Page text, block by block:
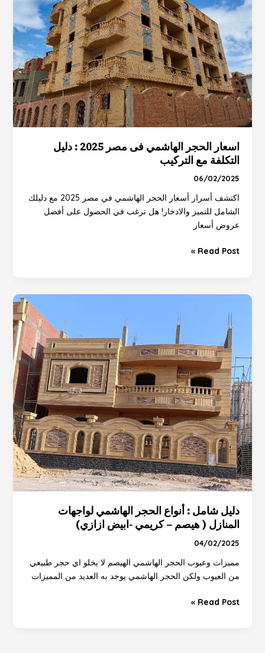
اسعار الحجر الهاشمي فى مصر 2025 : دليل
التكلفة مع التركيب
06/02/2025
اكتشف أسرار أسعار الحجر الهاشمي في مصر 2025 مع دليلك
الشامل للتميز والادخار! هل ترغب في الحصول على أفضل
عروض أسعار
مصر
دليل
التكلفة
مع
التركيب
Read Post »
دليل شامل : أنواع الحجر الهاشمي لواجهات
المنازل ( هيصم – كريمي -ابيض ازازي)
04/02/2025
مميزات وعيوب الحجر الهاشمي الهيصم لا يخلو اي حجر طبيعي
من العيوب ولكن الحجر الهاشمي يوجد به العديد من المميزات
شامل
أنواع
الحجر
الهاشمي
لواجهات
المنازل
(
هيصم
–
كريمي
-ابيض
ازازي)
Read Post »